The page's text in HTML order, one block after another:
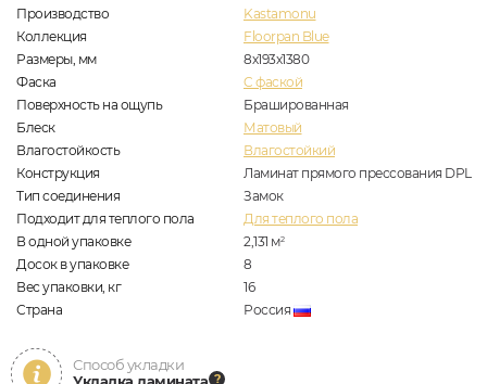
Производство
Kastamonu
Коллекция
Floorpan Blue
Размеры, мм
8х193х1380
Фаска
C фаской
Поверхность на ощупь
Брашированная
Блеск
Матовый
Влагостойкость
Влагостойкий
Конструкция
Ламинат прямого прессования DPL
Тип соединения
Замок
Подходит для теплого пола
Для теплого пола
В одной упаковке
2,131 м2
Досок в упаковке
8
Вес упаковки, кг
16
Страна
Россия
Способ укладки